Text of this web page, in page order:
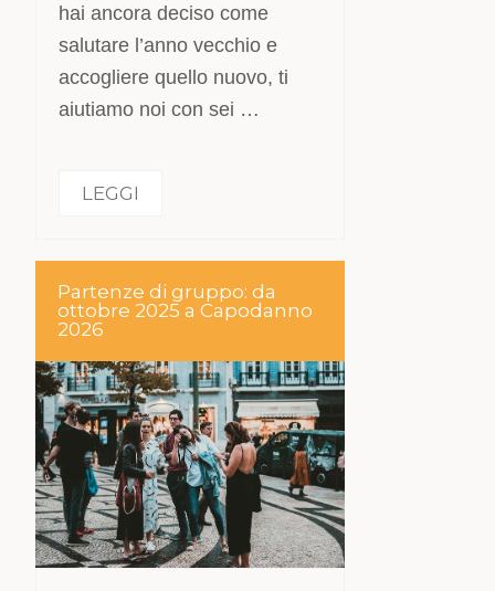
hai ancora deciso come
salutare l’anno vecchio e
accogliere quello nuovo, ti
aiutiamo noi con sei …
LEGGI
Partenze di gruppo: da
ottobre 2025 a Capodanno
2026